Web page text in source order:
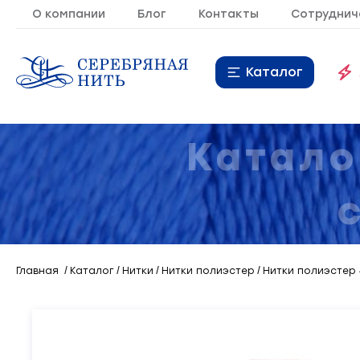
О компании Блог Контакты
Каталог
Молния 9
Резинка 10
Кант
Лента 20
Главная Каталог Нитки Нитки полиэстер Нитки